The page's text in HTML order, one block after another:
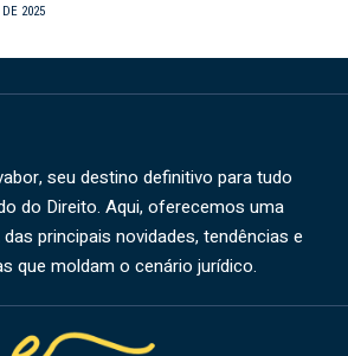
DE 2025
seu destino definitivo para tudo
do Direito. Aqui, oferecemos uma
principais novidades, tendências e
que moldam o cenário jurídico.